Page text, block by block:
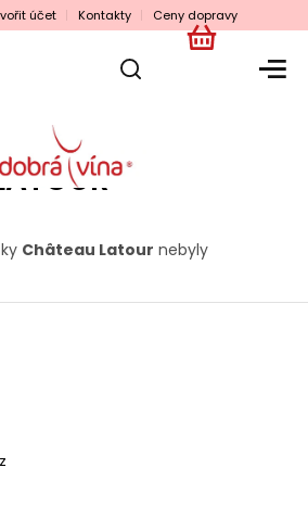
účet Kontakty Ceny dopravy
NÁKUPNÍ
Château Latour nebyly